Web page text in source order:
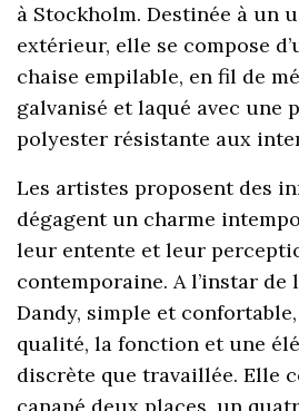
à Stockholm. Destinée à un
extérieur, elle se compose
chaise empilable, en fil de
galvanisé et laqué avec une
polyester résistante aux
Les artistes proposent des
dégagent un charme
leur entente et leur
contemporaine. A l’instar
Dandy, simple et
qualité, la fonction et une
discrète que travaillée. Elle